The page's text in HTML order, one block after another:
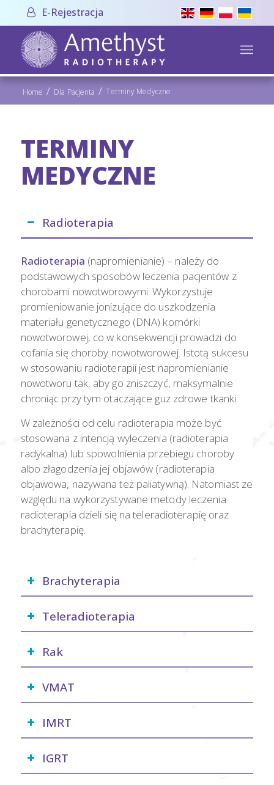
E-Rejestracja
Home / Dla Pacjenta / Terminy Medyczne
TERMINY
MEDYCZNE
Radioterapia
Radioterapia (napromienianie) – należy do
podstawowych sposobów leczenia pacjentów z
chorobami nowotworowymi. Wykorzystuje
promieniowanie jonizujące do uszkodzenia
materiału genetycznego (DNA) komórki
nowotworowej, co w konsekwencji prowadzi do
cofania się choroby nowotworowej. Istotą sukcesu
w stosowaniu radioterapii jest napromienianie
nowotworu tak, aby go zniszczyć, maksymalnie
chroniąc przy tym otaczające guz zdrowe tkanki.
W zależności od celu radioterapia może być
stosowana z intencją wyleczenia (radioterapia
radykalna) lub spowolnienia przebiegu choroby
albo złagodzenia jej objawów (radioterapia
objawowa, nazywana też paliatywną). Natomiast ze
względu na wykorzystywane metody leczenia
radioterapia dzieli się na teleradioterapię oraz
brachyterapię.
Brachyterapia
Teleradioterapia
Rak
VMAT
IMRT
IGRT